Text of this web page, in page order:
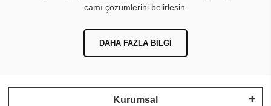
camı çözümlerini belirlesin.
DAHA FAZLA BILGI
Kurumsal